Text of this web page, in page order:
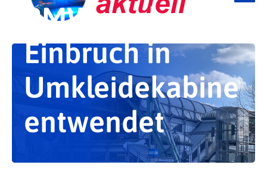
BMW nach
Einbruch in
Umkleidekabine
entwendet